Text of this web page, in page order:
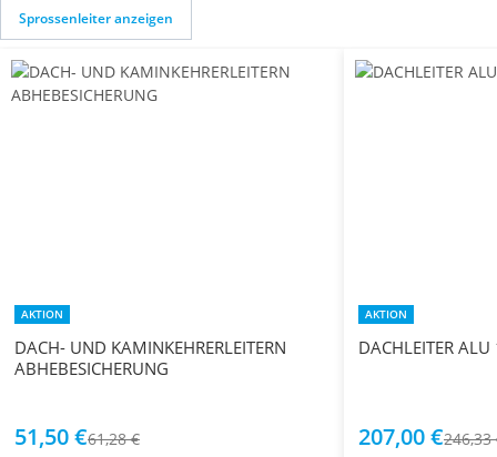
Sprossenleiter anzeigen
AKTION
DACH- UND KAMINKEHRERLEITERN
ABHEBESICHERUNG
51,50 €61,28 €
AKTION
DACHLEITER ALU
207,00 €246,33